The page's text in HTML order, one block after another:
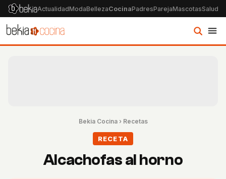
ActualidadModaBellezaCocinaPadresParejaMascotasSalud
Bekia Cocina› Recetas
RECETA
Alcachofas al horno